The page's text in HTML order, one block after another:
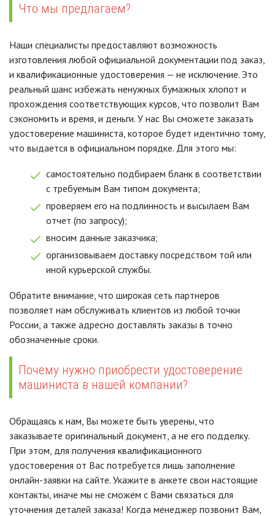
Что мы предлагаем?
Наши специалисты предоставляют возможность
изготовления любой официальной документации под заказ,
и квалификационные удостоверения — не исключение. Это
реальный шанс избежать ненужных бумажных хлопот и
прохождения соответствующих курсов, что позволит Вам
сэкономить и время, и деньги. У нас Вы сможете заказать
удостоверение машиниста, которое будет идентично тому,
что выдается в официальном порядке. Для этого мы:
самостоятельно подбираем бланк в соответствии
с требуемым Вам типом документа;
проверяем его на подлинность и высылаем Вам
отчет (по запросу);
вносим данные заказчика;
организовываем доставку посредством той или
иной курьерской службы.
Обратите внимание, что широкая сеть партнеров
позволяет нам обслуживать клиентов из любой точки
России, а также адресно доставлять заказы в точно
обозначенные сроки.
Почему нужно приобрести удостоверение
машиниста в нашей компании?
Обращаясь к нам, Вы можете быть уверены, что
заказываете оригинальный документ, а не его подделку.
При этом, для получения квалификационного
удостоверения от Вас потребуется лишь заполнение
онлайн-заявки на сайте. Укажите в анкете свои настоящие
контакты, иначе мы не сможем с Вами связаться для
уточнения деталей заказа! Когда менеджер позвонит Вам,